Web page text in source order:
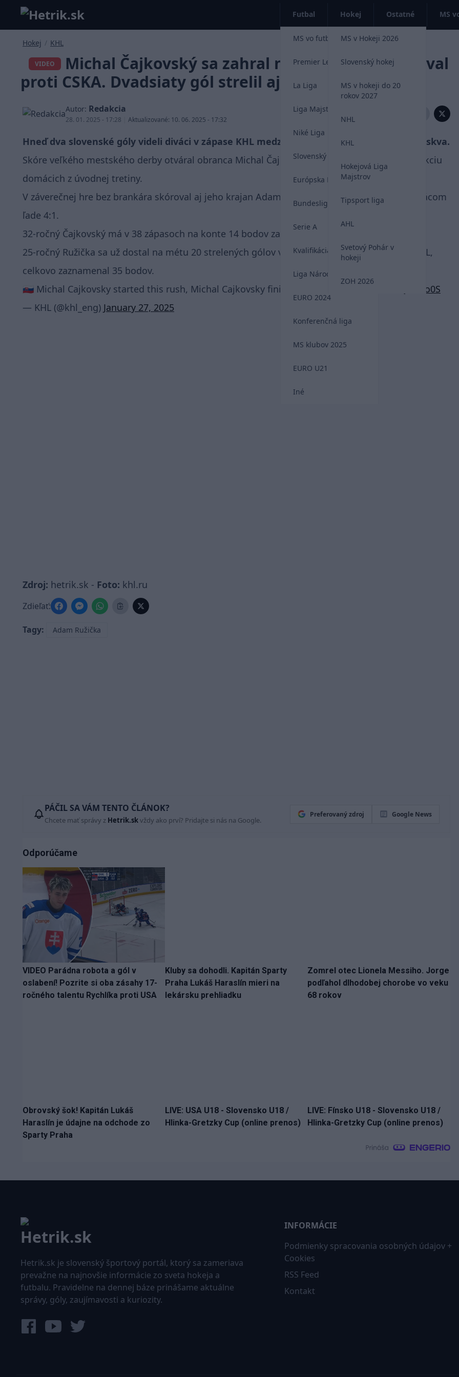
Futbal
MS vo futbale 2026
Premier League
La Liga
Liga Majstrov
Niké Liga
Slovenský futbal
Európska Liga
Bundesliga
Serie A
Kvalifikácia MS 2026
Liga Národov
EURO 2024
Konferenčná liga
MS klubov 2025
EURO U21
Iné
Hokej
MS v Hokeji 2026
Slovenský hokej
MS v hokeji do 20
rokov 2027
NHL
KHL
Hokejová Liga
Majstrov
Tipsport liga
AHL
Svetový Pohár v
hokeji
ZOH 2026
Ostatné MS
Hokej / KHL
VIDEO
Michal Čajkovský sa zahral na útočníka a skóroval
proti CSKA. Dvadsiaty gól strelil aj Ružička
Autor: Redakcia
28. 01. 2025 - 17:28 Aktualizované: 10. 06. 2025 - 17:32
Zdieľať:
Hneď dva slovenské góly videli diváci v zápase KHL medzi Spartakom Moskva a CSKA Moskva.
Skóre veľkého mestského derby otváral obranca Michal Čajkovský, ktorý zakončoval rýchlu akciu
domácich z úvodnej tretiny.
V záverečnej hre bez brankára skóroval aj jeho krajan Adam Ružička. Spartak zvíťazil na domácom
ľade 4:1.
32-ročný Čajkovský má v 38 zápasoch na konte 14 bodov za 2 góly a 12 asistencií.
25-ročný Ružička sa už dostal na métu 20 strelených gólov vo svojej premiérovej sezóne v KHL,
celkovo zaznamenal 35 bodov.
🇸🇰 Michal Cajkovsky started this rush, Michal Cajkovsky finished it!
pic.twitter.com/oCtQaM8o0S
— KHL (@khl_eng) January 27, 2025
Zdroj: hetrik.sk - Foto: khl.ru
Zdieľať:
Tagy: Adam Ružička
PÁČIL SA VÁM TENTO ČLÁNOK?
Chcete mať správy z Hetrik.skvždy ako prví? Pridajte si nás na Google.
Preferovaný zdroj Google News
Odporúčame
VIDEO Parádna robota a gól v
oslabení! Pozrite si oba zásahy 17-
ročného talentu Rychlíka proti USA
Kluby sa dohodli. Kapitán Sparty
Praha Lukáš Haraslín mieri na
lekársku prehliadku
Zomrel otec Lionela Messiho. Jorge
podľahol dlhodobej chorobe vo veku
68 rokov
Obrovský šok! Kapitán Lukáš
Haraslín je údajne na odchode zo
Sparty Praha
LIVE: USA U18 - Slovensko U18 /
Hlinka-Gretzky Cup (online prenos)
LIVE: Fínsko U18 - Slovensko U18 /
Hlinka-Gretzky Cup (online prenos)
Hetrik.sk je slovenský športový portál, ktorý sa zameriava
prevažne na najnovšie informácie zo sveta hokeja a
futbalu. Pravidelne na dennej báze prinášame aktuálne
správy, góly, zaujímavosti a kuriozity.
INFORMÁCIE
Podmienky spracovania osobných údajov +
Cookies
RSS Feed
Kontakt